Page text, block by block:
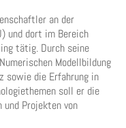
an der
und dort im Bereich
tätig. Durch seine
Modellbildung
sowie die Erfahrung in
soll er die
und Projekten von